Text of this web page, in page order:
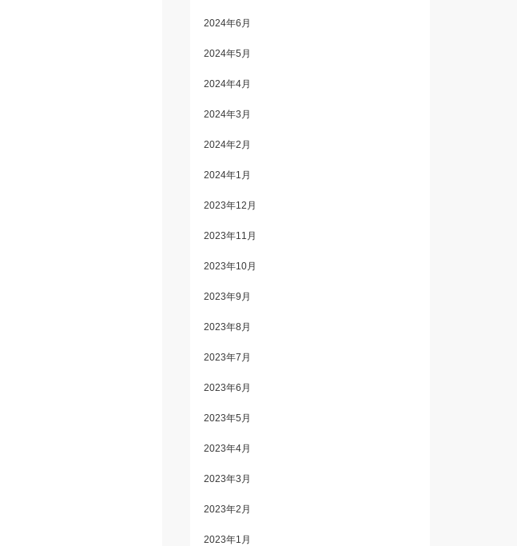
2024年6月
2024年5月
2024年4月
2024年3月
2024年2月
2024年1月
2023年12月
2023年11月
2023年10月
2023年9月
2023年8月
2023年7月
2023年6月
2023年5月
2023年4月
2023年3月
2023年2月
2023年1月